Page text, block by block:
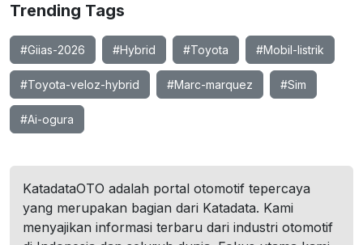
Trending Tags
#Giias-2026 #Hybrid #Toyota #Mobil-listrik
#Toyota-veloz-hybrid #Marc-marquez #Sim
#Ai-ogura
KatadataOTO adalah portal otomotif tepercaya
yang merupakan bagian dari Katadata. Kami
menyajikan informasi terbaru dari industri otomotif